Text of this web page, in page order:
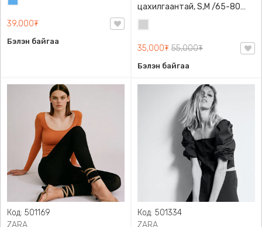
39,000₮
Бэлэн байгаа
цахилгаантай, S,M /65-80
кг/, H&M, 0852614006,
Даавуу
35,000₮ 55,000₮
Бэлэн байгаа
Код: 501169
ZARA
Код: 501334
ZARA